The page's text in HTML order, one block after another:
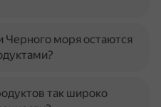
моря остаются
так широко